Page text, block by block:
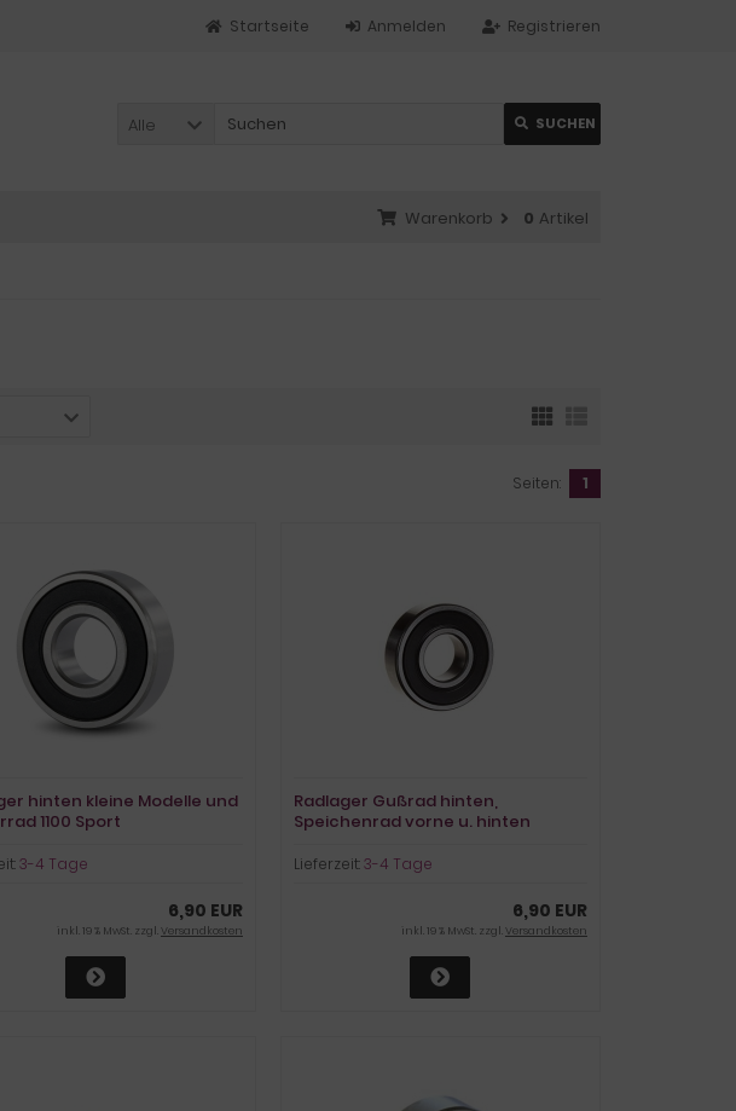
Registrieren
Anmelden
Startseite
Alle SUCHEN
Warenkorb 0 Artikel
Seiten: 1
hinten kleine Modelle und
1100 Sport
3-4 Tage
6,90 EUR
inkl. 19 % MwSt. zzgl.Versandkosten
Radlager Gußrad hinten,
Speichenrad vorne u. hinten
Lieferzeit:3-4 Tage
6,90 EUR
inkl. 19 % MwSt. zzgl.Versandkosten